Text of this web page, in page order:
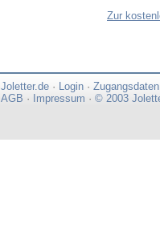
Zur
Joletter.de · Login · Zugangsdaten
AGB · Impressum · © 2003